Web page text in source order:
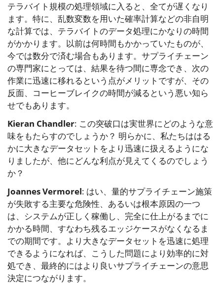
テラバイト規模の処理領域に入ると、全てが遅くなり
ます。特に、乱数変数を用いた確率計算などの非自明
な計算では、テラバイトのデータ処理にかなりの時間
がかかります。以前は何時間もかかっていたものが、
今では数分で済む場合もあります。サプライチェーン
の専門家にとっては、結果を待つ間に専念でき、次の
作業に迅速に移れるという点がメリットですが、その
反面、コーヒーブレイクの時間が減るという悪い知ら
せでもあります。
Kieran Chandler: この突破口は実世界にどのような意
味をもたらすのでしょうか？ 明らかに、私たちははる
かに大きなデータセットをより迅速に扱えるようにな
りましたが、他にどんな利点が見えてくるのでしょう
か？
Joannes Vermorel: はい、量的サプライチェーン施策
が失敗する主要な危険性、あるいは根本原因の一つ
は、システムが正しく稼働し、完全に仕上がるまでに
かかる時間、すなわち残るエッジケースがなくなるま
での期間です。より大きなデータセットを迅速に処理
できるようになれば、こうした問題により効率的に対
処でき、最終的にはより良いサプライチェーンの意思
決定につながります。